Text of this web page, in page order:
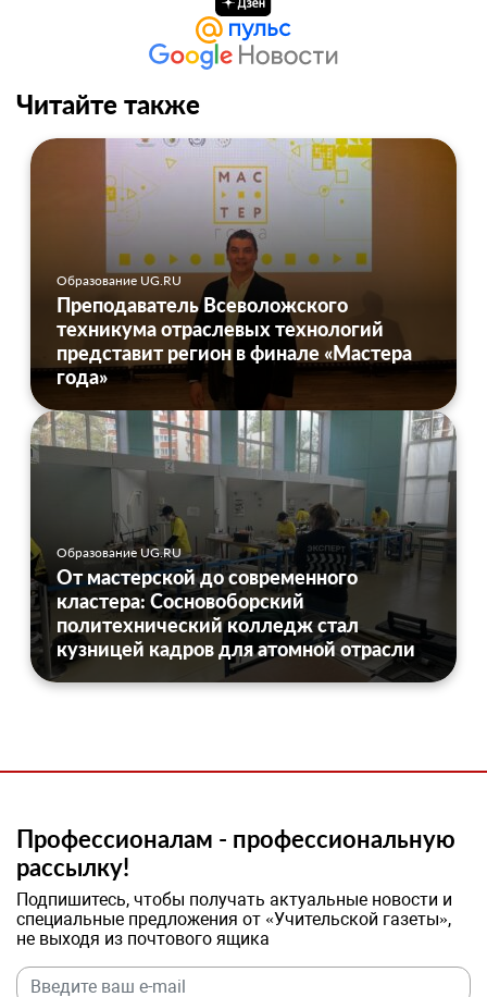
Читайте также
Образование UG.RU
Преподаватель Всеволожского
техникума отраслевых технологий
представит регион в финале «Мастера
года»
Образование UG.RU
От мастерской до современного
кластера: Сосновоборский
политехнический колледж стал
кузницей кадров для атомной отрасли
Профессионалам - профессиональную
рассылку!
Подпишитесь, чтобы получать актуальные новости и
специальные предложения от «Учительской газеты»,
не выходя из почтового ящика